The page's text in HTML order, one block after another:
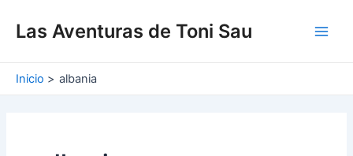
Las Aventuras de Toni Sau
Inicio albania